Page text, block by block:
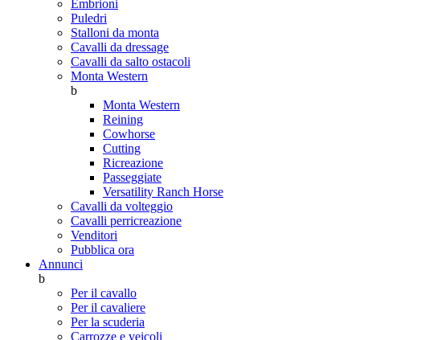
Embrioni
Puledri
Stalloni da monta
Cavalli da dressage
Cavalli da salto ostacoli
Monta Western
b
Monta Western
Reining
Cowhorse
Cutting
Ricreazione
Passeggiate
Versatility Ranch Horse
Cavalli da volteggio
Cavalli perricreazione
Venditori
Pubblica ora
Annunci
b
Per il cavallo
Per il cavaliere
Per la scuderia
Carrozze e veicoli